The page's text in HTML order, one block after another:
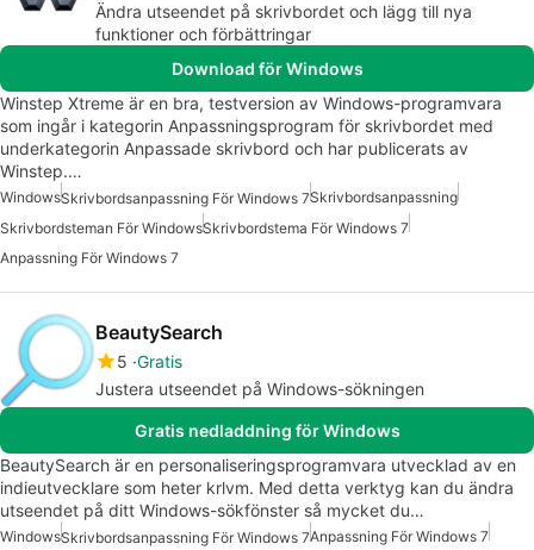
Ändra utseendet på skrivbordet och lägg till nya
funktioner och förbättringar
Download för Windows
Winstep Xtreme är en bra, testversion av Windows-programvara
som ingår i kategorin Anpassningsprogram för skrivbordet med
underkategorin Anpassade skrivbord och har publicerats av
Winstep.…
WindowsSkrivbordsanpassning För Windows 7Skrivbordsanpassning
Skrivbordsteman För WindowsSkrivbordstema För Windows 7
Anpassning För Windows 7
BeautySearch
5 Gratis
Justera utseendet på Windows-sökningen
Gratis nedladdning för Windows
BeautySearch är en personaliseringsprogramvara utvecklad av en
indieutvecklare som heter krlvm. Med detta verktyg kan du ändra
utseendet på ditt Windows-sökfönster så mycket du…
WindowsSkrivbordsanpassning För Windows 7Anpassning För Windows 7